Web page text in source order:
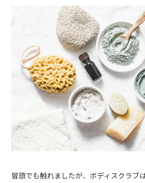
冒頭でも触れましたが、ボディスクラブ